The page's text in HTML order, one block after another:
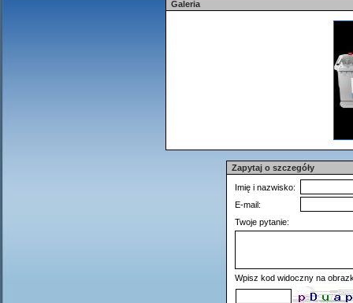
Galeria
Zapytaj o szczegóły
Imię i nazwisko:
E-mail:
Twoje pytanie:
Wpisz kod widoczny na